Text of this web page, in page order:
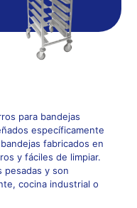
para bandejas
específicamente
fabricados en
y fáciles de limpiar.
pesadas y son
cocina industrial o